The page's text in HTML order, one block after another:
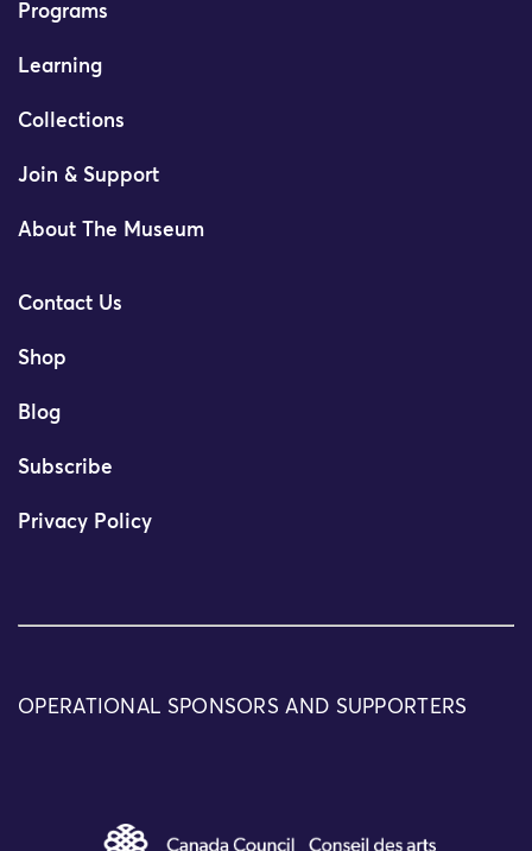
Programs
Learning
Collections
Join & Support
About The Museum
Contact Us
Shop
Blog
Subscribe
Privacy Policy
OPERATIONAL SPONSORS AND SUPPORTERS